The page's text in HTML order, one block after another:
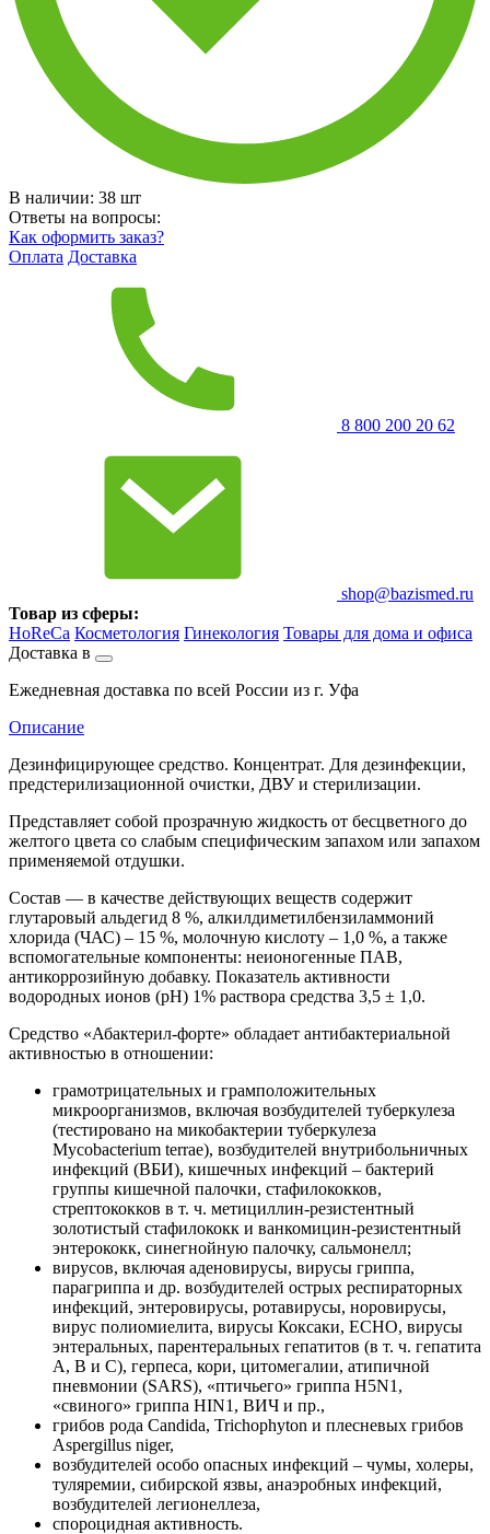
В наличии: 38 шт
Ответы на вопросы:
Как оформить заказ?
Оплата Доставка
8 800 200 20 62
shop@bazismed.ru
Товар из сферы:
HoReCa Косметология Гинекология Товары для дома и офиса
Доставка в
Ежедневная доставка по всей России из г. Уфа
Описание
Дезинфицирующее средство. Концентрат. Для дезинфекции,
предстерилизационной очистки, ДВУ и стерилизации.
Представляет собой прозрачную жидкость от бесцветного до
желтого цвета со слабым специфическим запахом или запахом
применяемой отдушки.
Состав — в качестве действующих веществ содержит
глутаровый альдегид 8 %, алкилдиметилбензиламмоний
хлорида (ЧАС) – 15 %, молочную кислоту – 1,0 %, а также
вспомогательные компоненты: неионогенные ПАВ,
антикоррозийную добавку. Показатель активности
водородных ионов (рН) 1% раствора средства 3,5 ± 1,0.
Средство «Абактерил-форте» обладает антибактериальной
активностью в отношении:
грамотрицательных и грамположительных
микроорганизмов, включая возбудителей туберкулеза
(тестировано на микобактерии туберкулеза
Mycobacterium terrae), возбудителей внутрибольничных
инфекций (ВБИ), кишечных инфекций – бактерий
группы кишечной палочки, стафилококков,
стрептококков в т. ч. метициллин-резистентный
золотистый стафилококк и ванкомицин-резистентный
энтерококк, синегнойную палочку, сальмонелл;
вирусов, включая аденовирусы, вирусы гриппа,
парагриппа и др. возбудителей острых респираторных
инфекций, энтеровирусы, ротавирусы, норовирусы,
вирус полиомиелита, вирусы Коксаки, ЕСНО, вирусы
энтеральных, парентеральных гепатитов (в т. ч. гепатита
А, В и С), герпеса, кори, цитомегалии, атипичной
пневмонии (SARS), «птичьего» гриппа H5N1,
«свиного» гриппа HIN1, ВИЧ и пр.,
грибов рода Candida, Trichophyton и плесневых грибов
Aspergillus niger,
возбудителей особо опасных инфекций – чумы, холеры,
туляремии, сибирской язвы, анаэробных инфекций,
возбудителей легионеллеза,
спороцидная активность.